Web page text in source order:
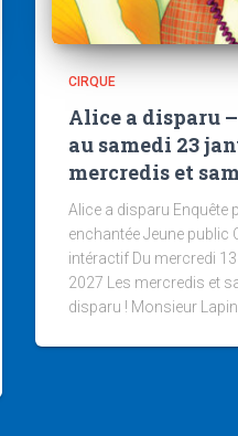
CIRQUE
Alice a disparu
au samedi 23
mercredis et
Alice a disparu Enquête
enchantée Jeune public
intéractif Du mercredi
2027 Les mercredis et
disparu ! Monsieur Lapin,